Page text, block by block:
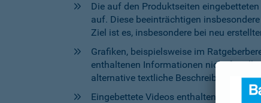
Die auf den Produktseiten
auf. Diese beeinträchtigen
Ziel ist es, insbesondere bei neu
Grafiken, beispielsweise im
enthaltenen Informationen nicht für
alternative textliche Beschreibungen zur
Eingebettete Videos enthalten aktuell